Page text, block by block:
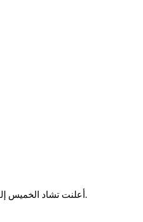
أعلنت تشاد الخميس إلغاء اتفاقية التعاون الدفاعي مع فرنسا، التي تم توقيعها لتعزيز الشراكة في مجالي الأمن والدفاع بين البلدين.